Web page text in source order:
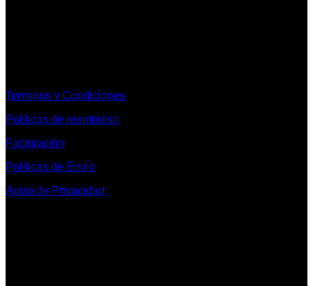
Terminos y Condiciones
Políticas de reembolso
Facturación
Políticas de Envío
Aviso de Privacidad